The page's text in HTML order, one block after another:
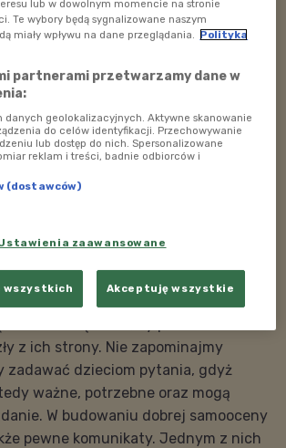
z ich strony. Nie zapominajmy
zadawać dzieciom pytania, gdyż
ważne, potrzebne oraz mogą
W budowaniu dobrej samooceny
pewne komunikaty. Jednym z nich
lub w dowolnym momencie na stronie
Te wybory będą sygnalizowane naszym
miały wpływu na dane przeglądania.
Polityka
partnerami przetwarzamy dane w
danych geolokalizacyjnych. Aktywne skanowanie
do celów identyfikacji. Przechowywanie
lub dostęp do nich. Spersonalizowane
reklam i treści, badnie odbiorców i
(dostawców)
zaawansowane
wszystkich Akceptuję wszystkie